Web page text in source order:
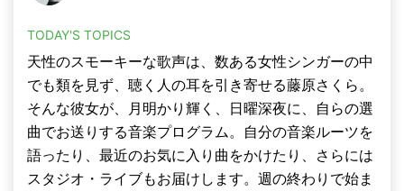
TODAY'S TOPICS
天性のスモーキーな歌声は、数ある女性シンガーの中
でも類を見ず、聴く人の耳を引き寄せる藤原さくら。
そんな彼女が、月明かり輝く、日曜深夜に、自らの選
曲でお送りする音楽プログラム。自分の音楽ルーツを
語ったり、最近のお気に入り曲をかけたり、さらには
スタジオ・ライブもお届けします。週の終わりで始ま